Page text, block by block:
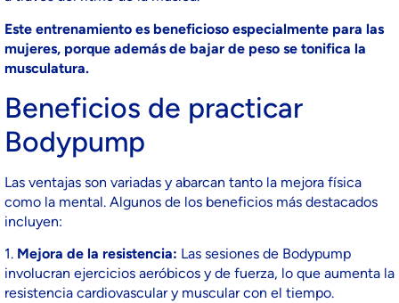
Este entrenamiento es beneficioso especialmente para las
mujeres, porque además de bajar de peso se tonifica la
musculatura.
Beneficios de practicar
Bodypump
Las ventajas son variadas y abarcan tanto la mejora física
como la mental. Algunos de los beneficios más destacados
incluyen:
1. Mejora de la resistencia: Las sesiones de Bodypump
involucran ejercicios aeróbicos y de fuerza, lo que aumenta la
resistencia cardiovascular y muscular con el tiempo.